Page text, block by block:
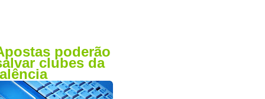
poderão
clubes da